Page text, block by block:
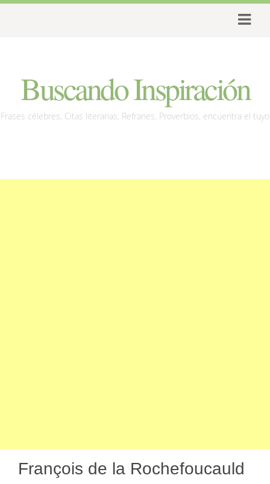
Buscando Inspiración
Frases célebres, Citas literarias, Refranes, Proverbios, encuentra el tuyo
François de la Rochefoucauld